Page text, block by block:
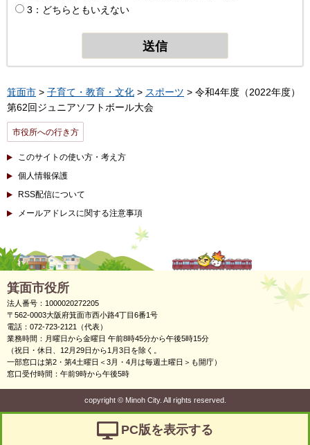
3：どちらともいえない
箕面市 > 子育て・教育・文化 > スポーツ > 令和4年度（2022年度）
第62回ジュニアソフトボール大会
市役所への行き方
このサイトの使い方・考え方
個人情報保護
RSS配信について
メールアドレスに関する注意事項
箕面市役所
法人番号：1000020272205
〒562-0003大阪府箕面市西小路4丁目6番1号
電話：072-723-2121（代表）
業務時間：月曜日から金曜日 午前8時45分から午後5時15分
（祝日・休日、12月29日から1月3日を除く。
一部窓口は第2・第4土曜日＜3月・4月は毎週土曜日＞も開庁）
窓口受付時間：午前9時から午後5時
copyright ©Minoh City. All rights reserved.
PC版を表示する